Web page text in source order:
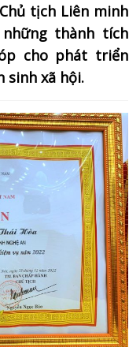
tịch Liên minh
thành tích
cho phát triển
sinh xã hội.